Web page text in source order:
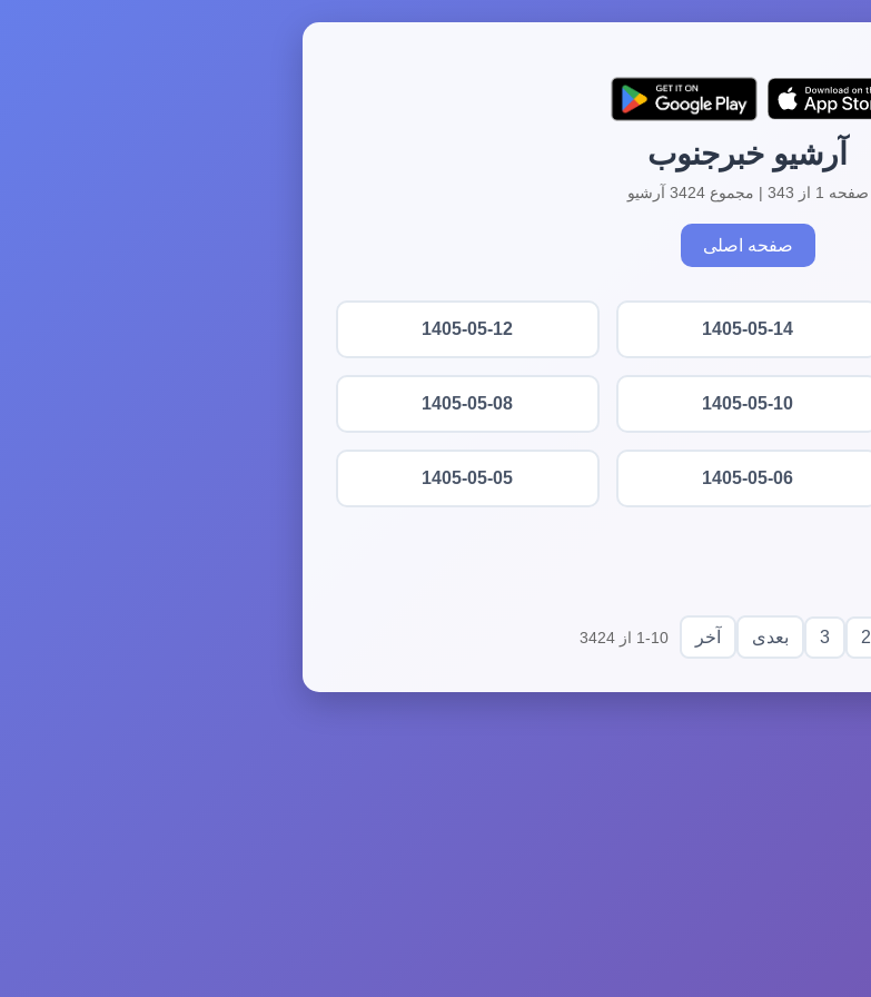
آرشیو خبرجنوب
صفحه 1 از 343 | مجموع 3424 آرشیو
صفحه اصلی
1405-05-14
1405-05-12
1405-05-10
1405-05-08
1405-05-06
1405-05-05
2
3 بعدی آخر 1-10 از 3424